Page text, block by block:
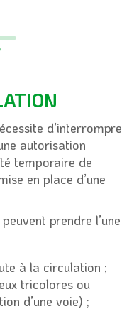
d’interrompre
autorisation
temporaire de
en place d’une
prendre l’une
à la circulation ;
tricolores ou
d’une voie) ;